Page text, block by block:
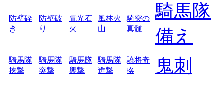
防壁砕
き
防壁破
り
電光石
火
風林火
山
騎突の
真髄
騎馬隊
備え
騎馬隊
挟撃
騎馬隊
突撃
騎馬隊
襲撃
騎馬隊
進撃
驍将奇
略
鬼刺